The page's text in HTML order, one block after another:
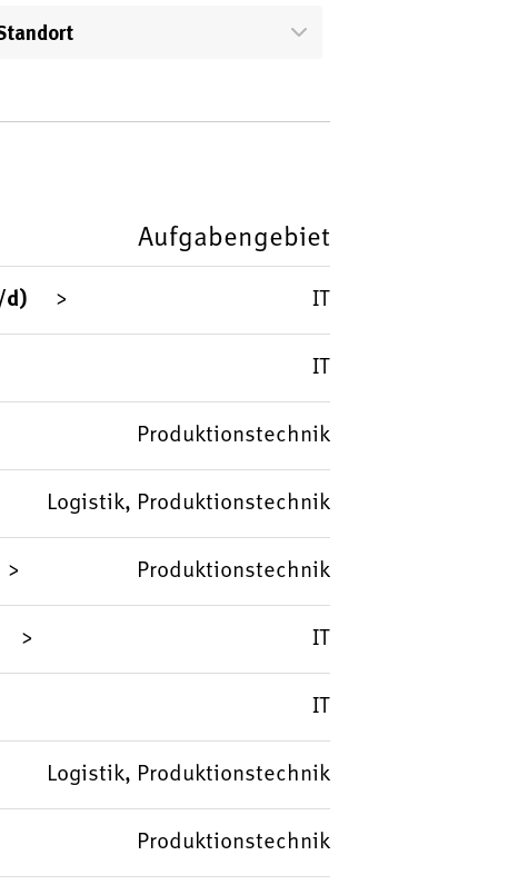
Aufgabengebiet
d) IT
IT
Produktionstechnik
Logistik, Produktionstechnik
Produktionstechnik
IT
IT
Logistik, Produktionstechnik
Produktionstechnik